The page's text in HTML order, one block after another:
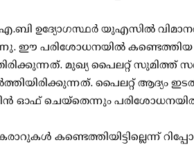
ഉദ്യോഗസ്ഥർ യുഎസിൽ
ഈ പരിശോധനയിൽ കണ്ടെത്തിയ
മുഖ്യ പൈലറ്റ്
പൈലറ്റ്
ഓഫ് ചെയ്തെന്നും പരിശോധനയിൽ
കണ്ടെത്തിയിട്ടില്ലെന്ന്